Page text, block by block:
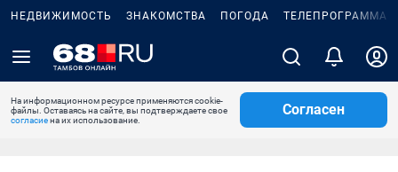
НЕДВИЖИМОСТЬ ЗНАКОМСТВА ПОГОДА ТЕЛЕПРОГРАММА
На информационном ресурсе применяются cookie-
файлы. Оставаясь на сайте, вы подтверждаете свое
согласиена их использование.
Согласен